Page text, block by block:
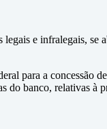
e infralegais, se
para a concessão
banco, relativas à